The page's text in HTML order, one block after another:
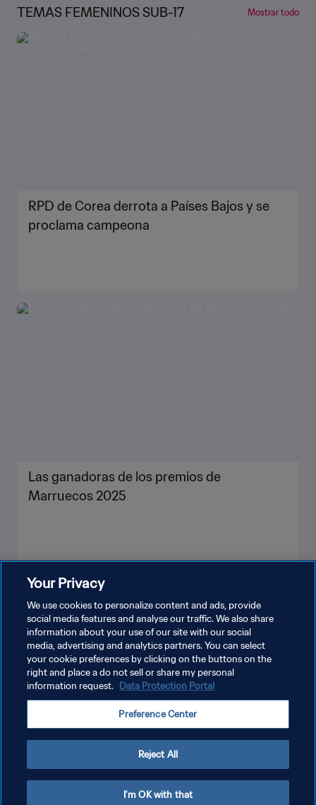
TEMAS FEMENINOS SUB-17 Mostrar todo
RPD de Corea derrota a Países Bajos y se
proclama campeona
Las ganadoras de los premios de
Marruecos 2025
POLÍTICA DE PRIVACIDAD
AJUSTAR LA CONFIGURACIÓN DE LAS COOKIES
Copyright © 1994 - 2026 FIFA. Todos los derechos reservados.
Your Privacy
We use cookies to personalize content and ads, provide
social media features and analyse our traffic. We also share
information about your use of our site with our social
media, advertising and analytics partners. You can select
your cookie preferences by clicking on the buttons on the
right and place a do not sell or share my personal
information request. Data Protection Portal
Preference Center
Reject All
I'm OK with that